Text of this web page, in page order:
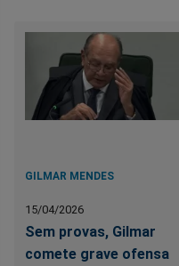
GILMAR MENDES
15/04/2026
Sem provas, Gilmar
comete grave ofensa